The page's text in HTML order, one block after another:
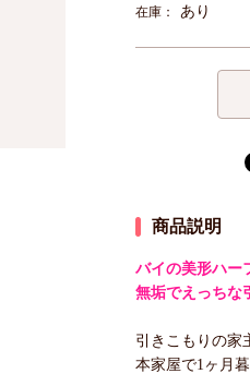
在庫： あり
商品説明
バイの美形ハー
無垢でえっちな
引きこもりの家
本家屋で1ヶ月